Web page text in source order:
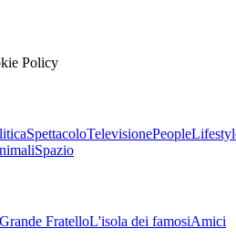
Policy
SpettacoloTelevisionePeople
Spazio
Grande FratelloL'isola dei famosiAmici